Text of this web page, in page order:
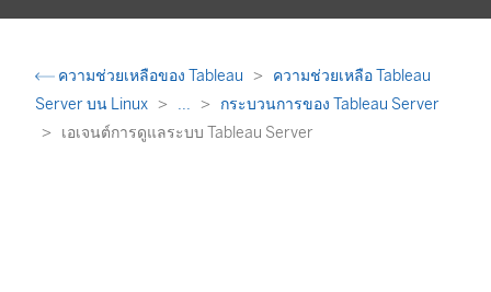
ความช่วยเหลือของ Tableau
ความช่วยเหลือ Tableau
Server บน Linux
...
กระบวนการของ Tableau Server
เอเจนต์การดูแลระบบ Tableau Server